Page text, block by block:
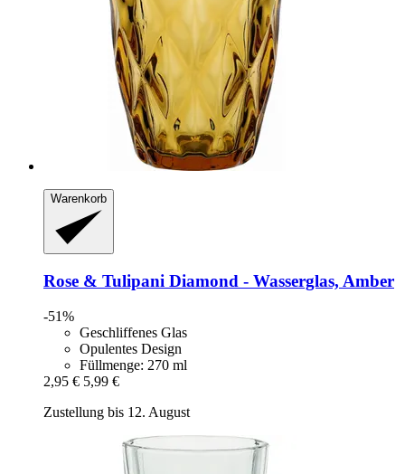
Warenkorb
Rose & Tulipani Diamond -​ Wasserglas, Amber
-51%
Geschliffenes Glas
Opulentes Design
Füllmenge: 270 ml
2,95 € 5,99 €
Zustellung bis 12. August